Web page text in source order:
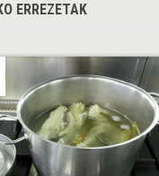
ERREZETAK